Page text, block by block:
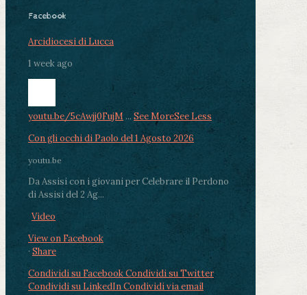
Facebook
Arcidiocesi di Lucca
1 week ago
youtu.be/5cAwjj0FujM ... See MoreSee Less
Con gli occhi di Paolo del 1 Agosto 2026
youtu.be
Da Assisi con i giovani per Celebrare il Perdono
di Assisi del 2 Ag...
Video
View on Facebook
· Share
Condividi su FacebookCondividi su Twitter
Condividi su LinkedInCondividi via email